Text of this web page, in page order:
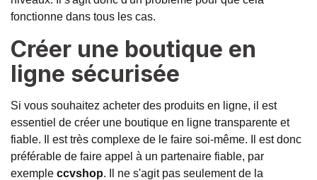
fonctionne dans tous les cas.
Créer une boutique en
ligne sécurisée
Si vous souhaitez acheter des produits en ligne, il est
essentiel de créer une boutique en ligne transparente et
fiable. Il est très complexe de le faire soi-même. Il est donc
préférable de faire appel à un partenaire fiable, par
exemple ccvshop. Il ne s'agit pas seulement de la